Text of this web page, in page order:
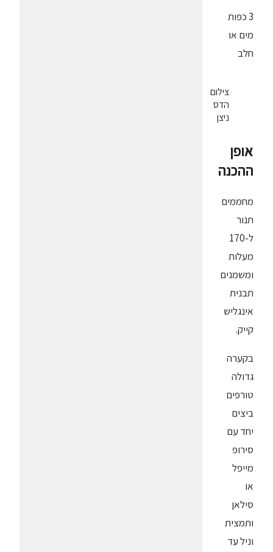
3 כפות
מים או
חלב
צילום
הדס
ניצן
אופן
ההכנה
מחממים
תנור
ל-170
מעלות
ומשמנים
תבנית
אינגליש
קייק.
בקערה
גדולה
טורפים
ביצים
יחד עם
סירופ
מייפל
או
סילאן
ותמצית
וניל עד